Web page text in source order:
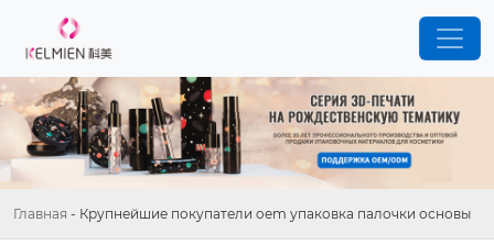
Главная - Крупнейшие покупатели oem упаковка палочки основы